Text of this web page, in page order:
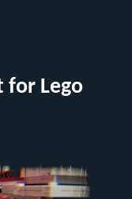
for Lego